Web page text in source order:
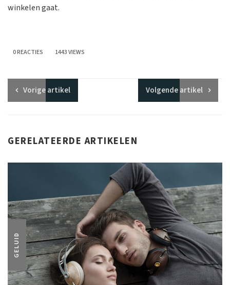
winkelen gaat.
0 REACTIES 1443 VIEWS
Vorigeartikel Volgendeartikel
GERELATEERDE ARTIKELEN
GELUID